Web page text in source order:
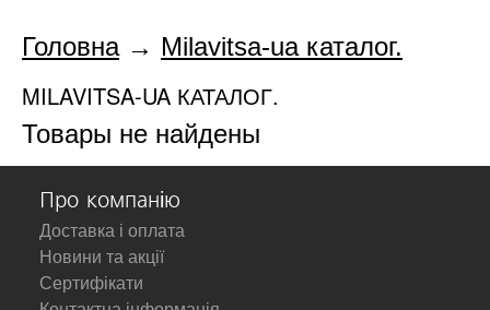
Головна→ Milavitsa-ua каталог.
MILAVITSA-UA КАТАЛОГ.
Товары не найдены
Про компанію
Доставка і оплата
Новини та акції
Сертифікати